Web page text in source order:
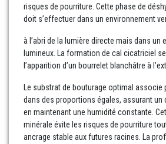
risques de pourriture. Cette phase de
doit s’effectuer dans un environnement
à l’abri de la lumière directe mais dans un
lumineux. La formation de cal cicatriciel
l’apparition d’un bourrelet blanchâtre à
Le substrat de bouturage optimal associe
dans des proportions égales, assurant un
en maintenant une humidité constante.
minérale évite les risques de pourriture
ancrage stable aux futures racines. La